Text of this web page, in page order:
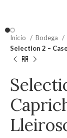
Inicio Bodega
Selection 2 –